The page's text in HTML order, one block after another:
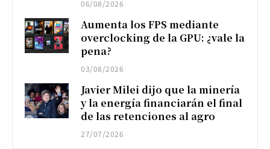
06/08/2026
Aumenta los FPS mediante
overclocking de la GPU: ¿vale la
pena?
03/08/2026
Javier Milei dijo que la minería
y la energía financiarán el final
de las retenciones al agro
27/07/2026